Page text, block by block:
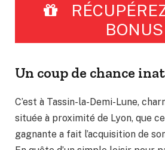
BONUS
Un coup de chance
C’est à Tassin-la-Demi-Lune,
située à proximité de Lyon, que
gagnante a fait l’acquisition de